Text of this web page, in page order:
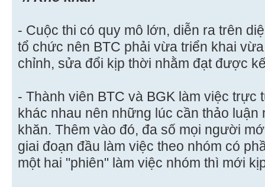
- Cuộc thi có quy mô lớn, diễn ra trên
tổ chức nên BTC phải vừa triển khai
chỉnh, sửa đổi kịp thời nhằm đạt được
- Thành viên BTC và BGK làm việc trực
khác nhau nên những lúc cần thảo luận
khăn. Thêm vào đó, đa số mọi người
giai đoạn đầu làm việc theo nhóm có
một hai "phiên" làm việc nhóm thì mới